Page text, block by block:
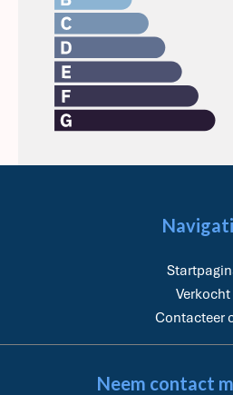
Verkocht
Contacteer
Neem contact